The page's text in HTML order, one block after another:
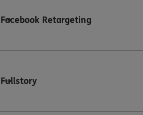
Facebook Retargeting
Fullstory